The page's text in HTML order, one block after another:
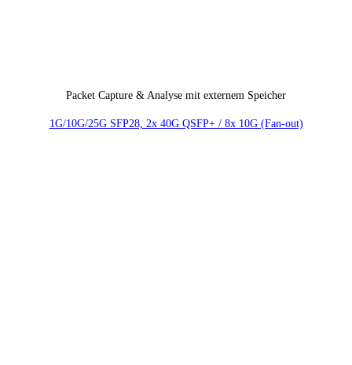
Packet Capture & Analyse mit externem Speicher
1G/10G/25G SFP28, 2x 40G QSFP+ / 8x 10G (Fan-out)